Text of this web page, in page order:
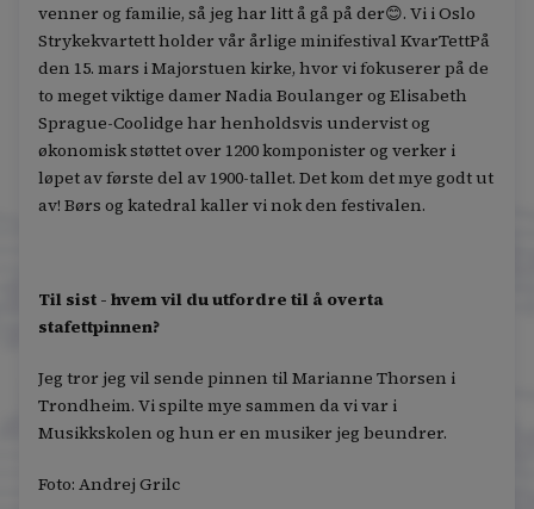
venner og familie, så jeg har litt å gå på der😊. Vi i Oslo
Strykekvartett holder vår årlige minifestival KvarTettPå
den 15. mars i Majorstuen kirke, hvor vi fokuserer på de
to meget viktige damer Nadia Boulanger og Elisabeth
Sprague-Coolidge har henholdsvis undervist og
økonomisk støttet over 1200 komponister og verker i
løpet av første del av 1900-tallet. Det kom det mye godt ut
av! Børs og katedral kaller vi nok den festivalen.
Til sist - hvem vil du utfordre til å overta
stafettpinnen?
Jeg tror jeg vil sende pinnen til Marianne Thorsen i
Trondheim. Vi spilte mye sammen da vi var i
Musikkskolen og hun er en musiker jeg beundrer.
Foto: Andrej Grilc